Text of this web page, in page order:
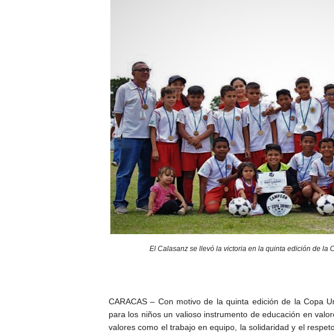
El Calasanz se llevó la victoria en la quinta edición de la
CARACAS – Con motivo de la quinta edición de la Copa
para los niños un valioso instrumento de educación en
valores como el trabajo en equipo, la solidaridad y el